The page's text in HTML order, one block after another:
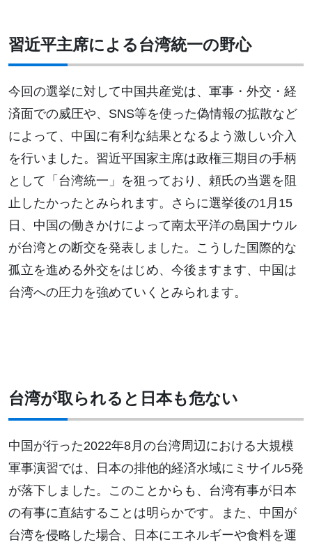
習近平主席による台湾統一の野心
今回の選挙に対して中国共産党は、軍事・外交・経
済面での威圧や、SNS等を使った偽情報の拡散など
によって、中国に有利な結果となるよう激しい介入
を行いました。習近平国家主席は政権三期目の手柄
として「台湾統一」を狙っており、頼氏の当選を阻
止したかったとみられます。さらに選挙後の1月15
日、中国の働きかけによって南太平洋の島国ナウル
が台湾との断交を発表しました。こうした国際的な
孤立を進める外交をはじめ、今後ますます、中国は
台湾への圧力を強めていくとみられます。
台湾が取られると日本も危ない
中国が行った2022年8月の台湾周辺における大規模
軍事演習では、日本の排他的経済水域にミサイル5発
が落下しました。このことからも、台湾有事が日本
の有事に直結することは明らかです。また、中国が
台湾を侵略した場合、日本にエネルギーや食料を運